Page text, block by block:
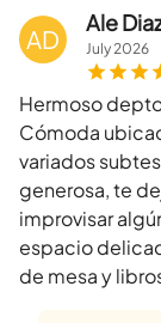
AD
Ale
July2026
Hermoso
Cómoda
variados
generosa, te
improvisar
espacio
de mesa y